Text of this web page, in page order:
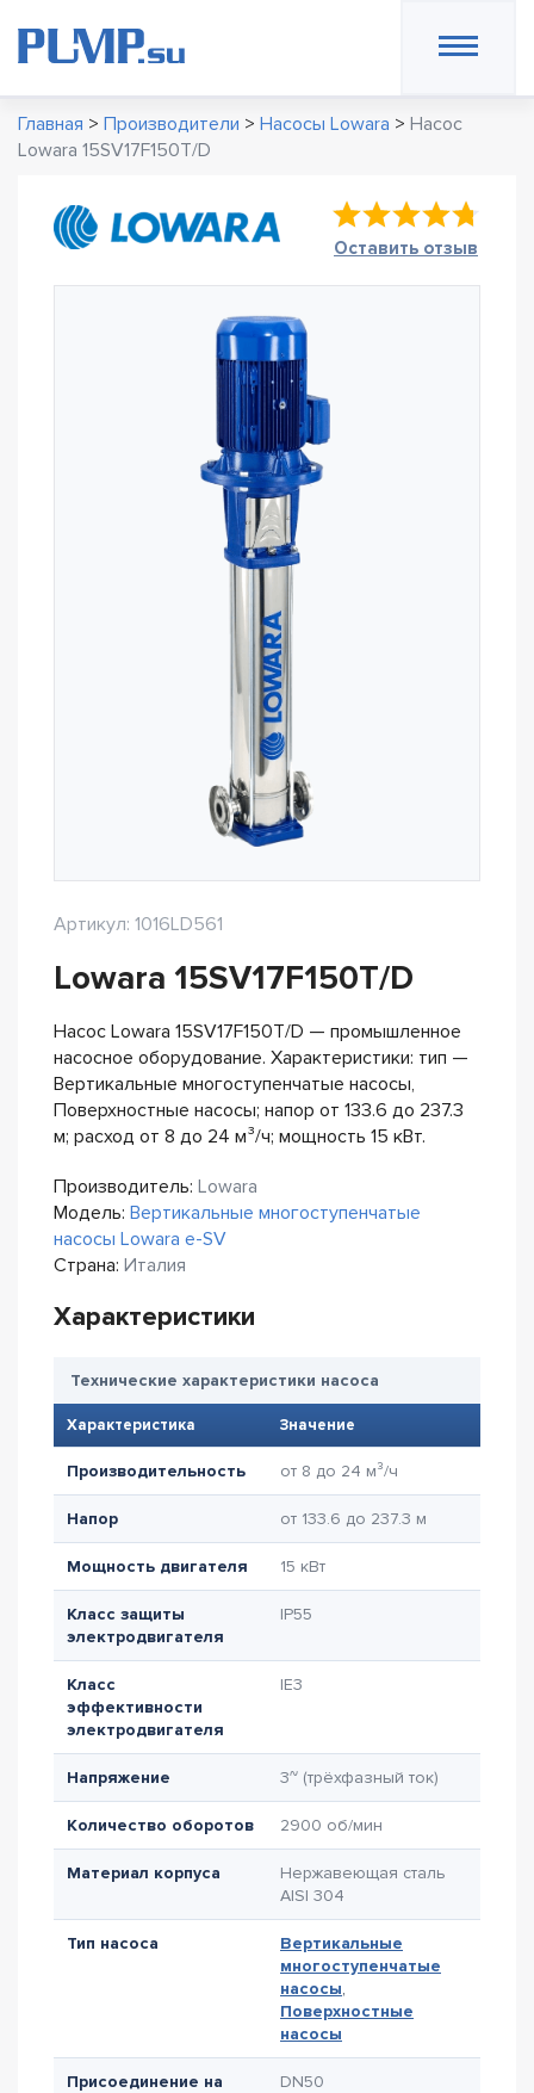
Главная > Производители > Насосы Lowara > Насос
Lowara 15SV17F150T/D
Оставить отзыв
Артикул: 1016LD561
Lowara 15SV17F150T/D
Насос Lowara 15SV17F150T/D — промышленное
насосное оборудование. Характеристики: тип —
Вертикальные многоступенчатые насосы,
Поверхностные насосы; напор от 133.6 до 237.3
м; расход от 8 до 24 м³/ч; мощность 15 кВт.
Производитель: Lowara
Модель: Вертикальные многоступенчатые
насосы Lowara e-SV
Страна: Италия
Характеристики
Технические характеристики насоса
Характеристика Значение
Производительность от 8 до 24 м³/ч
Напор от 133.6 до 237.3 м
Мощность двигателя 15 кВт
Класс защиты
электродвигателя
IP55
Класс
эффективности
электродвигателя
IE3
Напряжение 3~ (трёхфазный ток)
Количество оборотов 2900 об/мин
Материал корпуса
Нержавеющая сталь
AISI 304
Тип насоса
Вертикальные
многоступенчатые
насосы,
Поверхностные
насосы
Присоединение на
DN50